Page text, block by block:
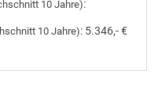
10 Jahre):
10 Jahre): 5.346,- €